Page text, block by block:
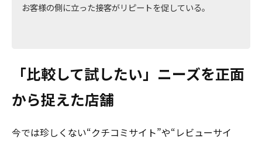
お客様の側に立った接客がリピートを促している。
「比較して試したい」ニーズを正面
から捉えた店舗
今では珍しくない“クチコミサイト”や“レビューサイ